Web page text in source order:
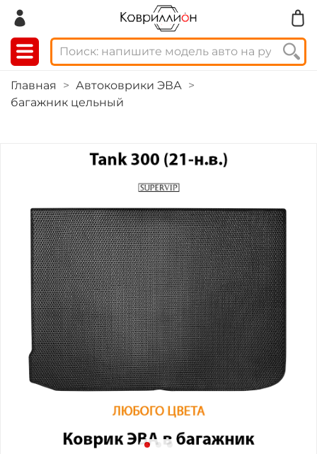
Главная
Автоковрики ЭВА
багажник цельный